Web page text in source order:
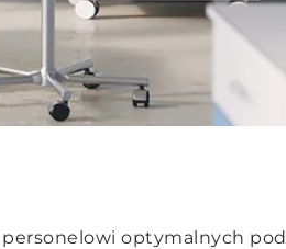
optymalnych pod